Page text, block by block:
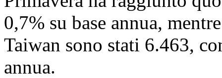
0,7% su base annua,
Taiwan sono stati 6.463,
annua.